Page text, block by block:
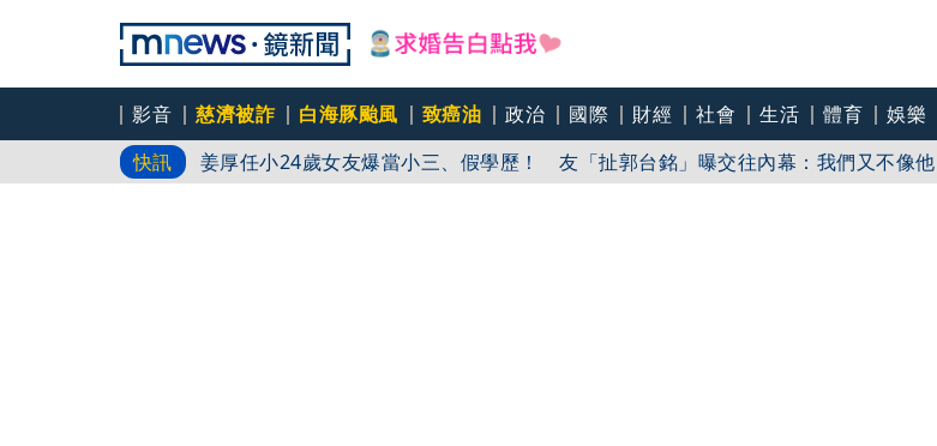
影音 慈濟被詐 白海豚颱風 致癌油 政治 國際 財經 社會 生活 體育 娛樂
快訊
漢光演習撞88節 賴清德祝賀父親節快樂、感謝國軍眷屬包容
姜厚任小24歲女友爆當小三、假學歷！ 友「扯郭台銘」曝交往內幕：我們又不像他
網傳小S私下真面目！ 家長曝校慶互動改觀：完全沒架子